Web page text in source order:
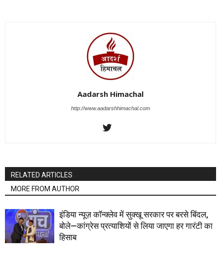
Aadarsh Himachal
http://www.aadarshhimachal.com
RELATED ARTICLES
MORE FROM AUTHOR
इंडिया न्यूज़ कॉन्क्लेव में सुक्खू सरकार पर बरसे बिंदल,
बोले—कांग्रेस प्रत्याशियों से लिया जाएगा हर गारंटी का
हिसाब